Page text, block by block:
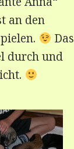
an den
Das
durch und